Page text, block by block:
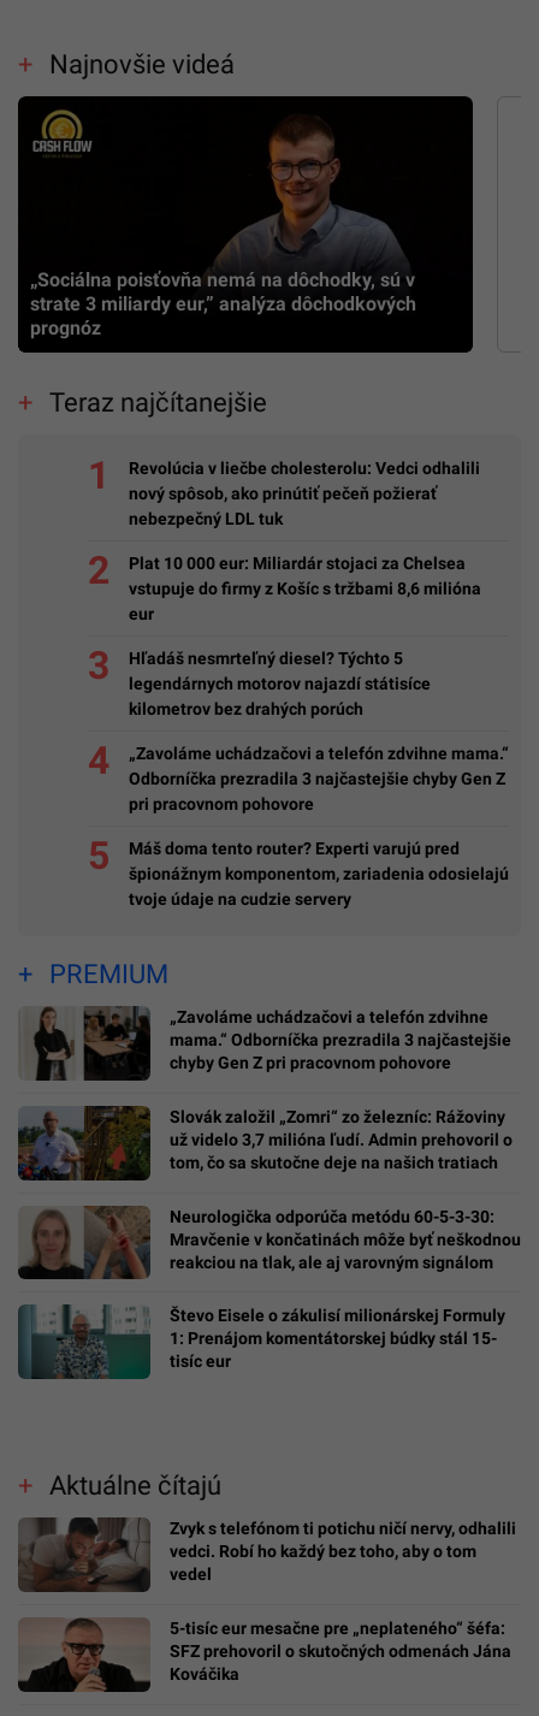
Najnovšie videá
„Sociálna poisťovňa nemá na dôchodky, sú v
strate 3 miliardy eur,” analýza dôchodkových
prognóz
Teraz najčítanejšie
Revolúcia v liečbe cholesterolu: Vedci odhalili
nový spôsob, ako prinútiť pečeň požierať
nebezpečný LDL tuk
Plat 10 000 eur: Miliardár stojaci za Chelsea
vstupuje do firmy z Košíc s tržbami 8,6 milióna
eur
Hľadáš nesmrteľný diesel? Týchto 5
legendárnych motorov najazdí státisíce
kilometrov bez drahých porúch
„Zavoláme uchádzačovi a telefón zdvihne mama.“
Odborníčka prezradila 3 najčastejšie chyby Gen Z
pri pracovnom pohovore
Máš doma tento router? Experti varujú pred
špionážnym komponentom, zariadenia odosielajú
tvoje údaje na cudzie servery
PREMIUM
„Zavoláme uchádzačovi a telefón zdvihne
mama.“ Odborníčka prezradila 3 najčastejšie
chyby Gen Z pri pracovnom pohovore
Slovák založil „Zomri“ zo železníc: Rážoviny
už videlo 3,7 milióna ľudí. Admin prehovoril o
tom, čo sa skutočne deje na našich tratiach
Neurologička odporúča metódu 60-5-3-30:
Mravčenie v končatinách môže byť neškodnou
reakciou na tlak, ale aj varovným signálom
Števo Eisele o zákulisí milionárskej Formuly
1: Prenájom komentátorskej búdky stál 15-
tisíc eur
Aktuálne čítajú
Zvyk s telefónom ti potichu ničí nervy, odhalili
vedci. Robí ho každý bez toho, aby o tom
vedel
5-tisíc eur mesačne pre „neplateného“ šéfa:
SFZ prehovoril o skutočných odmenách Jána
Kováčika